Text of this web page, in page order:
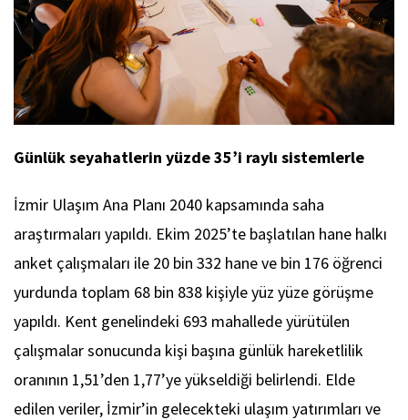
Günlük seyahatlerin yüzde 35’i raylı sistemlerle
İzmir Ulaşım Ana Planı 2040 kapsamında saha
araştırmaları yapıldı. Ekim 2025’te başlatılan hane halkı
anket çalışmaları ile 20 bin 332 hane ve bin 176 öğrenci
yurdunda toplam 68 bin 838 kişiyle yüz yüze görüşme
yapıldı. Kent genelindeki 693 mahallede yürütülen
çalışmalar sonucunda kişi başına günlük hareketlilik
oranının 1,51’den 1,77’ye yükseldiği belirlendi. Elde
edilen veriler, İzmir’in gelecekteki ulaşım yatırımları ve